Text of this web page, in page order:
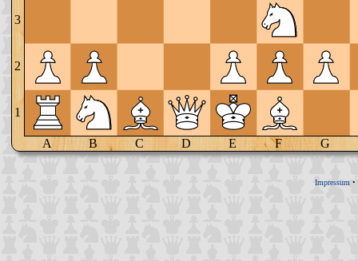
3
2
1
A B C D E F G
Impressum •